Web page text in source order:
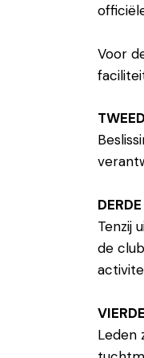
Voor
DERDE
Tenzij
de
VIERDE
Leden